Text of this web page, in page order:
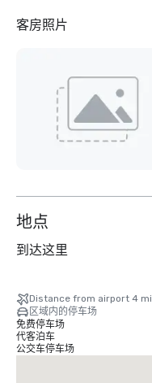
客房照片
地点
到达这里
Distance from airport 4 mi
区域内的停车场
免费停车场
代客泊车
公交车停车场